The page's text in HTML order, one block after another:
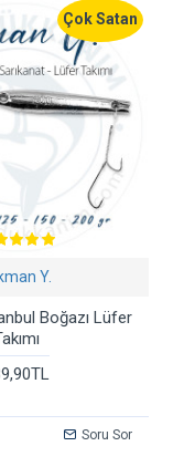
Çok Satan
Y.
Boğazı Lüfer
Soru Sor